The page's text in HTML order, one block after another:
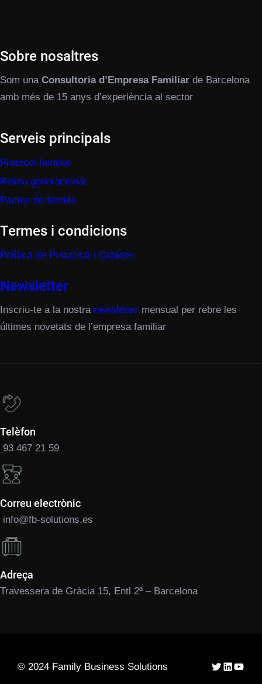
Sobre nosaltres
Som una Consultoria d’Empresa Familiar de Barcelona
amb més de 15 anys d’experiència al sector
Serveis principals
Protocol familiar
Relleu generacional
Pactes de família
Termes i condicions
Política de Privacitat i Cookies
Newsletter
Inscriu-te a la nostra newsletter mensual per rebre les
últimes novetats de l’empresa familiar
Telèfon
93 467 21 59
Correu electrònic
info@fb-solutions.es
Adreça
Travessera de Gràcia 15, Entl 2ª – Barcelona
© 2024 Family Business Solutions Twitter
LinkedIn